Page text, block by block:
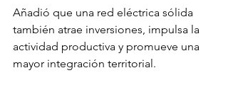
Añadió que una red eléctrica sólida
también atrae inversiones, impulsa la
actividad productiva y promueve una
mayor integración territorial.